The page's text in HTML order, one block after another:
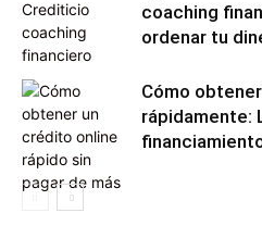
coaching
ordenar tu
Cómo
rápidamente: